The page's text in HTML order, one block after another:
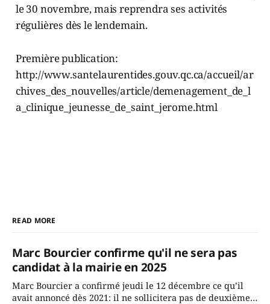
le 30 novembre, mais reprendra ses activités
régulières dès le lendemain.
Première publication:
http://www.santelaurentides.gouv.qc.ca/accueil/ar
chives_des_nouvelles/article/demenagement_de_l
a_clinique_jeunesse_de_saint_jerome.html
READ MORE
Marc Bourcier confirme qu'il ne sera pas
candidat à la mairie en 2025
Marc Bourcier a confirmé jeudi le 12 décembre ce qu’il
avait annoncé dès 2021: il ne sollicitera pas de deuxième